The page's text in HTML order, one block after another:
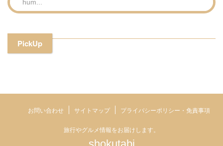
PickUp
お問い合わせ サイトマップ プライバシーポリシー・免責事項
旅行やグルメ情報をお届けします。
shokutabi